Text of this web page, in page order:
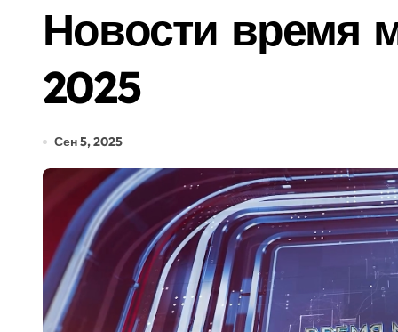
Новости время
2025
Сен 5, 2025